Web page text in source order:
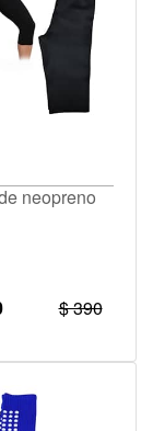
neopreno
$ 390